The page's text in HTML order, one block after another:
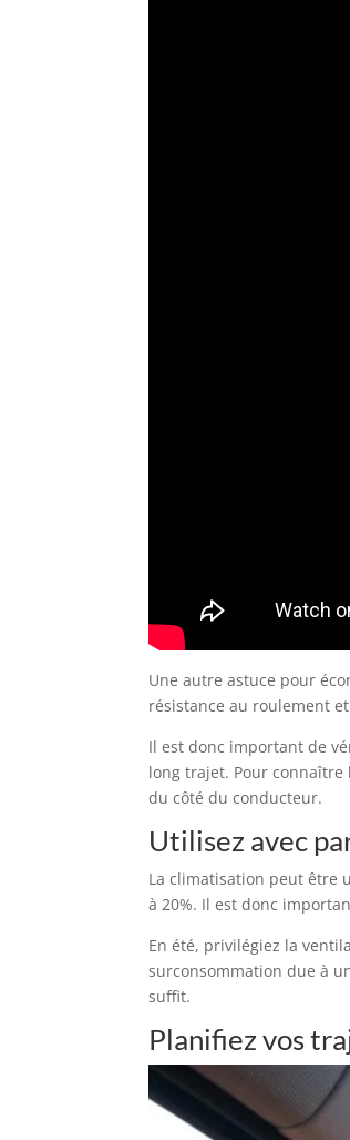
Une autre astuce pour
résistance au roulement
Il est donc important de
long trajet. Pour
du côté du conducteur.
Utilisez avec
La climatisation peut être
à 20%. Il est donc
En été, privilégiez la
surconsommation due à
suffit.
Planifiez vos